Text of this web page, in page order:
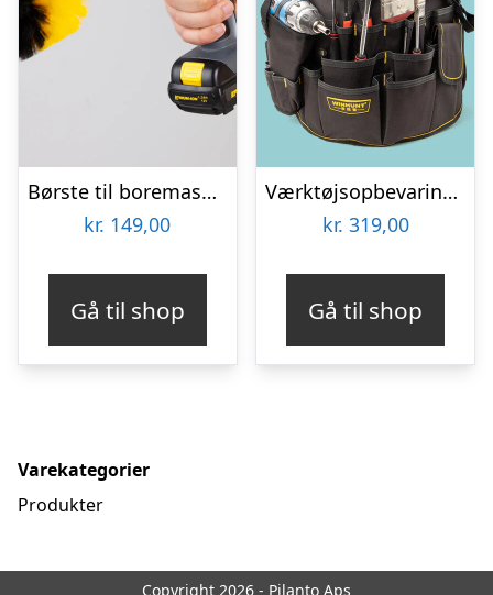
Børste til boremaskine 3-pak – Wibbri
kr. 149,00
Gå til shop
Værktøjsopbevaring til spand
kr. 319,00
Gå til shop
Varekategorier
Produkter
Copyright 2026 - Pilanto Aps